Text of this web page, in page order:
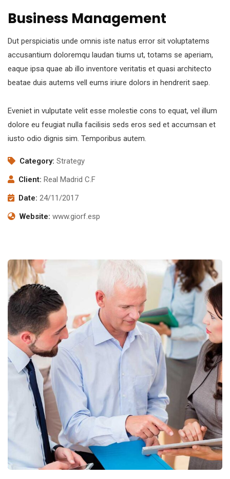
Business Management
Dut perspiciatis unde omnis iste natus error sit voluptatems
accusantium doloremqu laudan tiums ut, totams se aperiam,
eaque ipsa quae ab illo inventore veritatis et quasi architecto
beatae duis autems vell eums iriure dolors in hendrerit saep.
Eveniet in vulputate velit esse molestie cons to equat, vel illum
dolore eu feugiat nulla facilisis seds eros sed et accumsan et
iusto odio dignis sim. Temporibus autem.
Category: Strategy
Client: Real Madrid C.F
Date: 24/11/2017
Website: www.giorf.esp
Finance Strategy
Facilitation